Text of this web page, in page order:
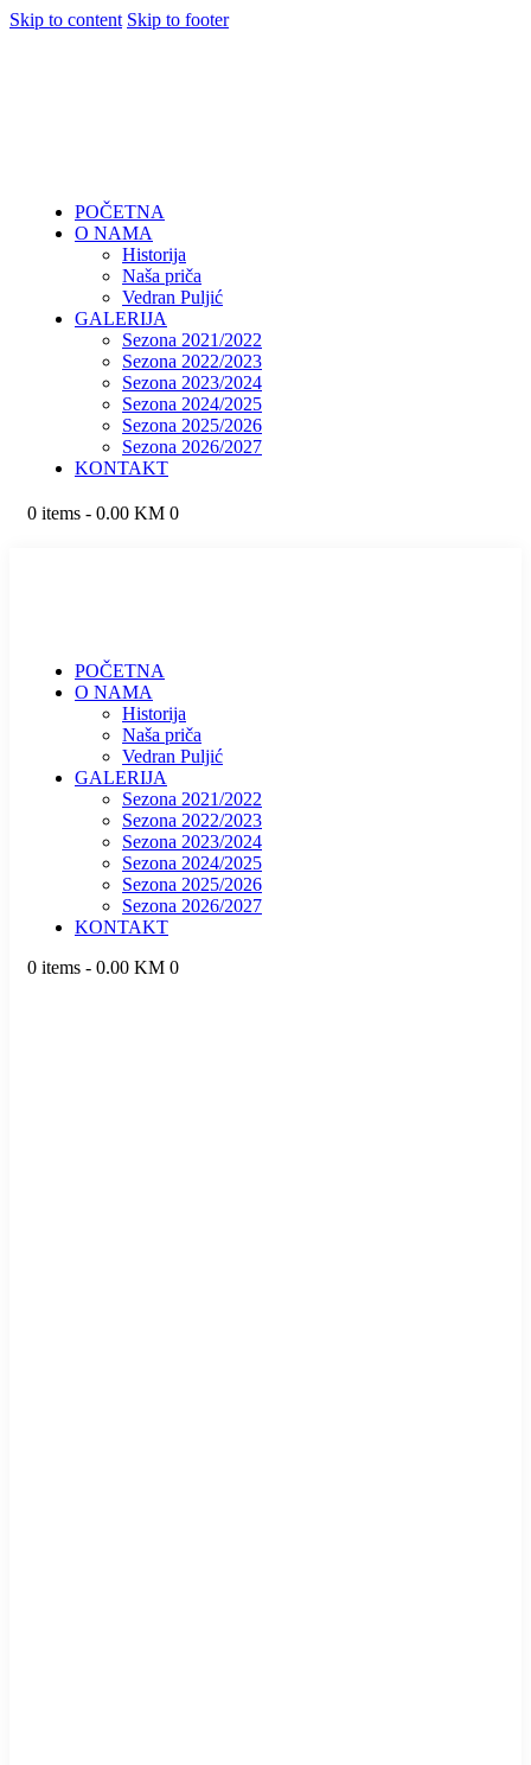
Skip to content Skip to footer
POČETNA
O NAMA
Historija
Naša priča
Vedran Puljić
GALERIJA
Sezona 2021/2022
Sezona 2022/2023
Sezona 2023/2024
Sezona 2024/2025
Sezona 2025/2026
Sezona 2026/2027
KONTAKT
0 items - 0.00 KM 0
POČETNA
O NAMA
Historija
Naša priča
Vedran Puljić
GALERIJA
Sezona 2021/2022
Sezona 2022/2023
Sezona 2023/2024
Sezona 2024/2025
Sezona 2025/2026
Sezona 2026/2027
KONTAKT
0 items - 0.00 KM 0